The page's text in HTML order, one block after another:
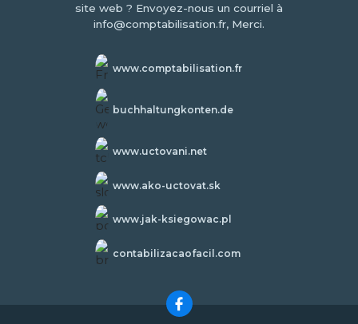
site web ? Envoyez-nous un courriel à
info@comptabilisation.fr, Merci.
www.comptabilisation.fr
buchhaltungkonten.de
www.uctovani.net
www.ako-uctovat.sk
www.jak-ksiegowac.pl
contabilizacaofacil.com